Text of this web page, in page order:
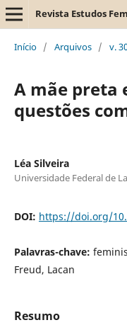
Revista Estudos
Início / Arquivos / v.
A mãe preta
questões
Léa Silveira
Universidade Federal de
DOI: https://doi.org/
Palavras-chave:
Freud, Lacan
Resumo